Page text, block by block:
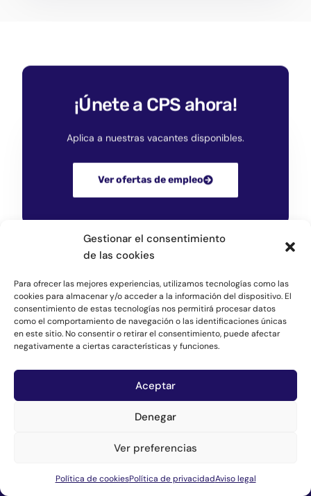
Gestionar el consentimiento
de las cookies
Para ofrecer las mejores experiencias, utilizamos tecnologías como las
cookies para almacenar y/o acceder a la información del dispositivo. El
consentimiento de estas tecnologías nos permitirá procesar datos
como el comportamiento de navegación o las identificaciones únicas
en este sitio. No consentir o retirar el consentimiento, puede afectar
negativamente a ciertas características y funciones.
Aceptar
Denegar
Ver preferencias
Política de cookiesPolítica de privacidadAviso legal
¡Únete a CPS ahora!
Aplica a nuestras vacantes disponibles.
Ver ofertas de empleo